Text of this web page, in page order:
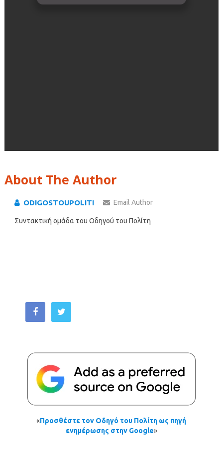
About The Author
ODIGOSTOUPOLITI Email Author
Συντακτική ομάδα του Οδηγού του Πολίτη
«Προσθέστε τον Οδηγό του Πολίτη ως πηγή
ενημέρωσης στην Google»